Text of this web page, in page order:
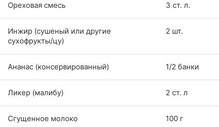
Ореховая смесь 3 ст. л.
Инжир (сушеный или другие
сухофрукты/цу)
2 шт.
Ананас (консервированный) 1/2 банки
Ликер (малибу) 2 ст. л
Сгущенное молоко 100 г